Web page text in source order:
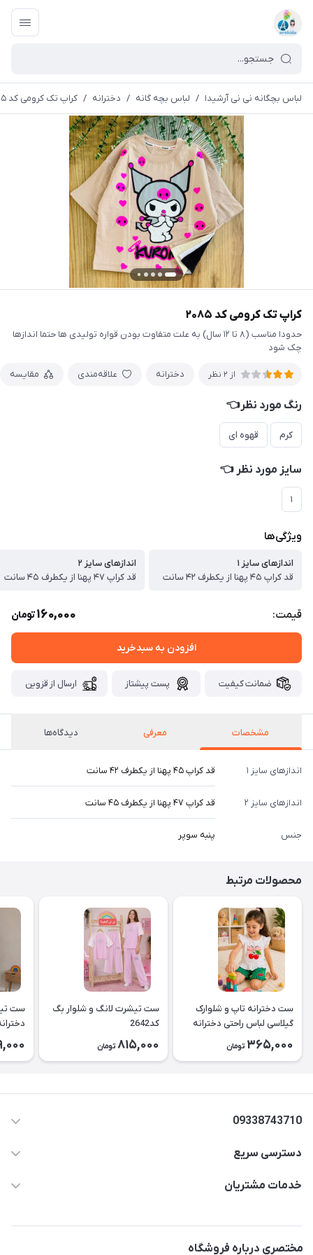
لباس بچگانه نی نی آرشیدا / لباس بچه گانه / دخترانه / کراپ تک کرومی کد ۲۰۸۵
کراپ تک کرومی کد ۲۰۸۵
حدودا مناسب (۸ تا ۱۲ سال) به علت متفاوت بودن قواره تولیدی ها حتما اندازها
چک شود
از 2 نظر دخترانه علاقه‌مندی مقایسه
رنگ مورد نظر👈
کرم قهوه ای
سایز مورد نظر 👈
۱
ویژگی‌ها
اندازهای سایز ۱
قد کراپ ۴۵ پهنا از یکطرف ۴۲ سانت
اندازهای سایز ۲
قد کراپ ۴۷ پهنا از یکطرف ۴۵ سانت
قیمت: 160,000تومان
افزودن به سبدخرید
ضمانت کیفیت پست پیشتاز ارسال از قزوین
مشخصات معرفی دیدگاه‌ها
اندازهای سایز ۱ قد کراپ ۴۵ پهنا از یکطرف ۴۲ سانت
اندازهای سایز ۲ قد کراپ ۴۷ پهنا از یکطرف ۴۵ سانت
جنس پنبه سوپر
محصولات مرتبط
ست دخترانه تاپ و شلوارک
گیلاسی لباس راحتی دخترانه
365,000 تومان
ست تیشرت لانگ و شلوار بگ
کد2642
815,000 تومان
ست
09338743710
دسترسی سریع
حساب کاربری
لیست محصولات
خدمات مشتریان
مختصری درباره فروشگاه